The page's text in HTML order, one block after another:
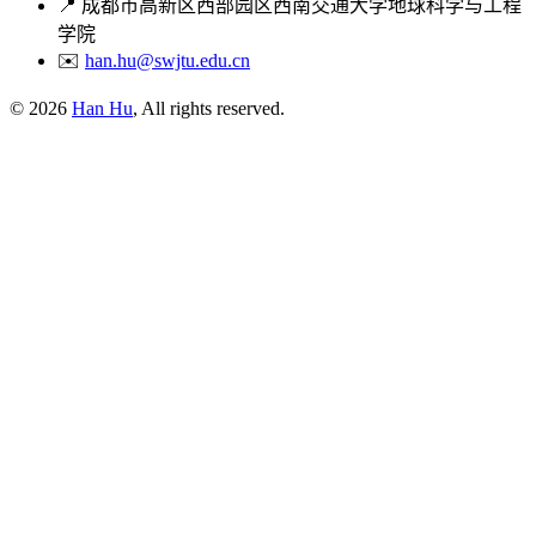
📍 成都市高新区西部园区西南交通大学地球科学与工程
学院
✉️ han.hu@swjtu.edu.cn
© 2026 Han Hu, All rights reserved.